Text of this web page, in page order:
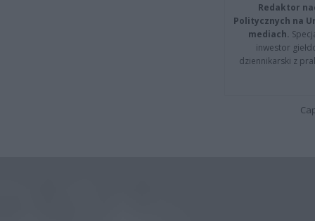
Redaktor
Politycznych na
mediach.
inwestor
dziennikarski z